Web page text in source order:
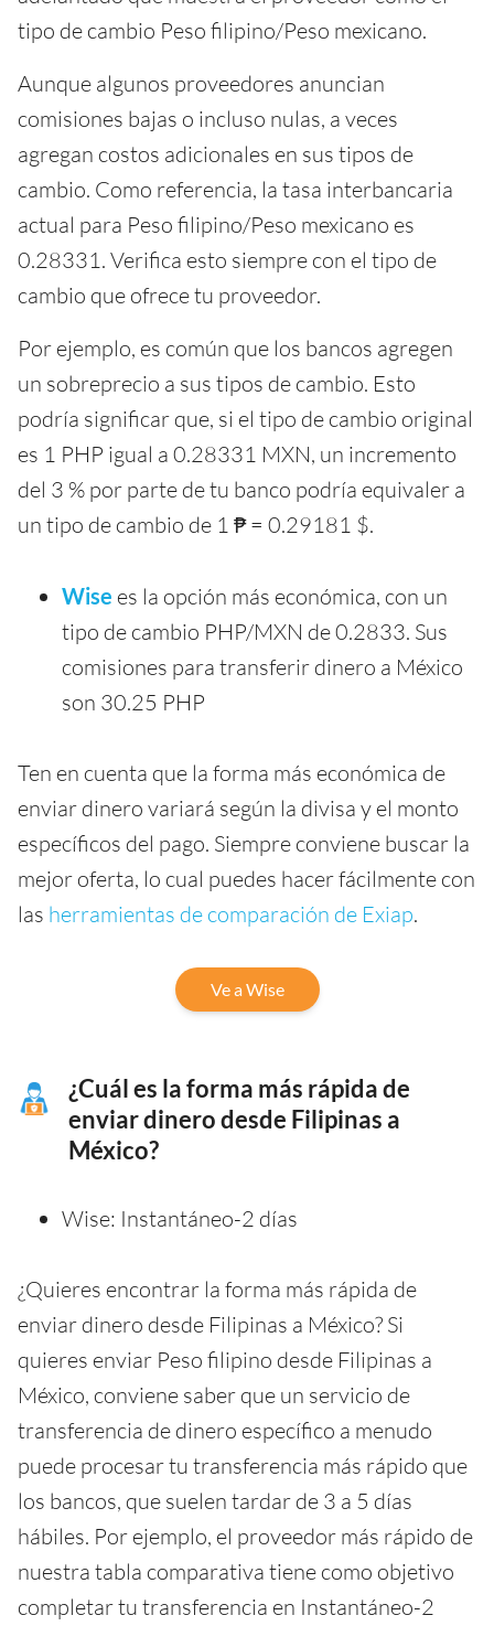
tipo de cambio Peso filipino/Peso mexicano.
Aunque algunos proveedores anuncian
comisiones bajas o incluso nulas, a veces
agregan costos adicionales en sus tipos de
cambio. Como referencia, la tasa interbancaria
actual para Peso filipino/Peso mexicano es
0.28331. Verifica esto siempre con el tipo de
cambio que ofrece tu proveedor.
Por ejemplo, es común que los bancos agregen
un sobreprecio a sus tipos de cambio. Esto
podría significar que, si el tipo de cambio original
es 1 PHP igual a 0.28331 MXN, un incremento
del 3 % por parte de tu banco podría equivaler a
un tipo de cambio de 1 ₱ = 0.29181 $.
Wise es la opción más económica, con un
tipo de cambio PHP/MXN de 0.2833. Sus
comisiones para transferir dinero a México
son 30.25 PHP
Ten en cuenta que la forma más económica de
enviar dinero variará según la divisa y el monto
específicos del pago. Siempre conviene buscar la
mejor oferta, lo cual puedes hacer fácilmente con
las herramientas de comparación de Exiap.
Ve a Wise
¿Cuál es la forma más rápida de
enviar dinero desde Filipinas a
México?
Wise: Instantáneo-2 días
¿Quieres encontrar la forma más rápida de
enviar dinero desde Filipinas a México? Si
quieres enviar Peso filipino desde Filipinas a
México, conviene saber que un servicio de
transferencia de dinero específico a menudo
puede procesar tu transferencia más rápido que
los bancos, que suelen tardar de 3 a 5 días
hábiles. Por ejemplo, el proveedor más rápido de
nuestra tabla comparativa tiene como objetivo
completar tu transferencia en Instantáneo-2